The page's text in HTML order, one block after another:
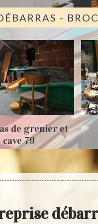
-
de grenier et
cave 79